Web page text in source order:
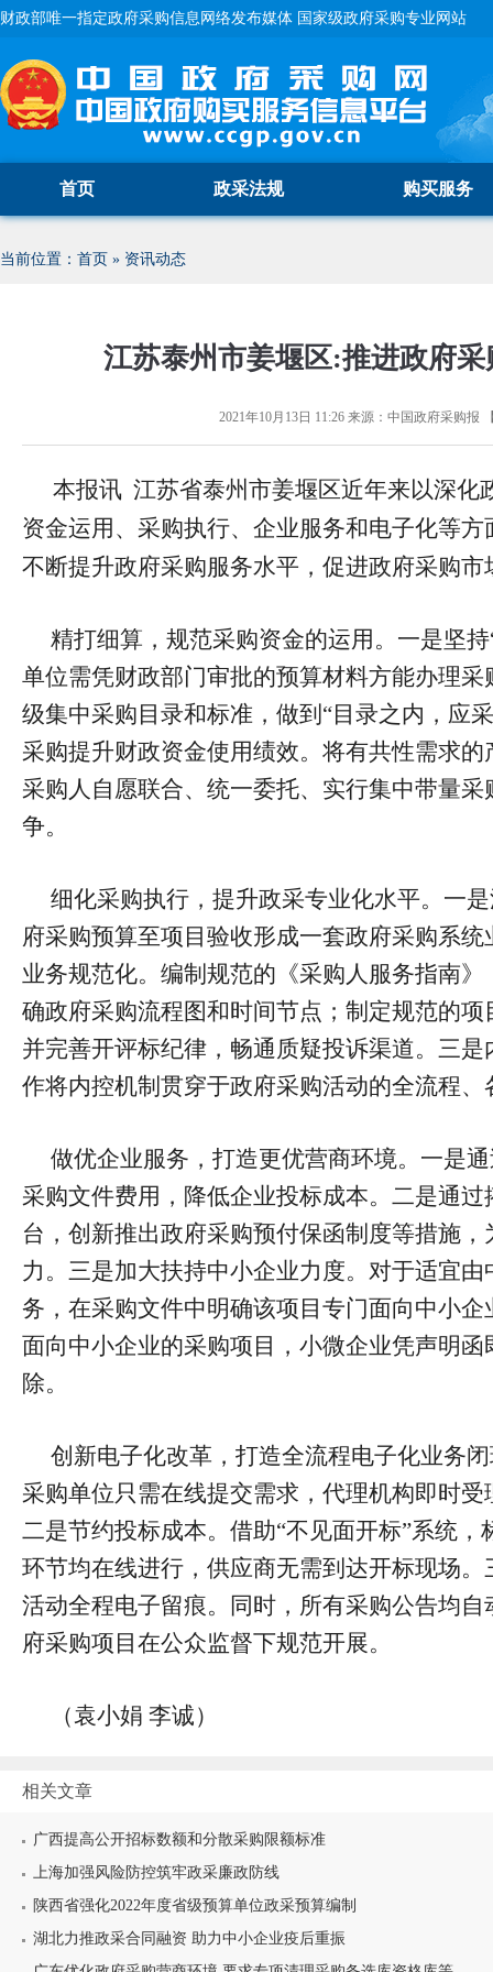
财政部唯一指定政府采购信息网络发布媒体 国家级政府采购专业网站
首页 政采法规 购买服务
当前位置： 首页 » 资讯动态
江苏泰州市姜堰区:推进政府
2021年10月13日 11:26来源： 中国政府采购报
本报讯 江苏省泰州市姜堰区近年来以深化
资金运用、采购执行、企业服务和电子化等
不断提升政府采购服务水平，促进政府采购市
精打细算，规范采购资金的运用。一是坚
单位需凭财政部门审批的预算材料方能办理
级集中采购目录和标准，做到“目录之内，应
采购提升财政资金使用绩效。将有共性需求
采购人自愿联合、统一委托、实行集中带量
争。
细化采购执行，提升政采专业化水平。一
府采购预算至项目验收形成一套政府采购系
业务规范化。编制规范的《采购人服务指南
确政府采购流程图和时间节点；制定规范的
并完善开评标纪律，畅通质疑投诉渠道。三
作将内控机制贯穿于政府采购活动的全流程、
做优企业服务，打造更优营商环境。一是
采购文件费用，降低企业投标成本。二是通
台，创新推出政府采购预付保函制度等措施
力。三是加大扶持中小企业力度。对于适宜
务，在采购文件中明确该项目专门面向中小
面向中小企业的采购项目，小微企业凭声明函
除。
创新电子化改革，打造全流程电子化业务
采购单位只需在线提交需求，代理机构即时
二是节约投标成本。借助“不见面开标”系统
环节均在线进行，供应商无需到达开标现场
活动全程电子留痕。同时，所有采购公告均
府采购项目在公众监督下规范开展。
（袁小娟 李诚）
相关文章
广西提高公开招标数额和分散采购限额标准
上海加强风险防控筑牢政采廉政防线
陕西省强化2022年度省级预算单位政采预算编制
湖北力推政采合同融资 助力中小企业疫后重振